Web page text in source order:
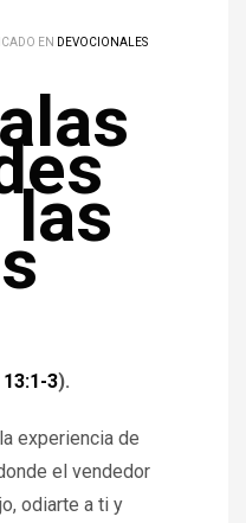
EN DEVOCIONALES
las
3).
experiencia de
el vendedor
odiarte a ti y